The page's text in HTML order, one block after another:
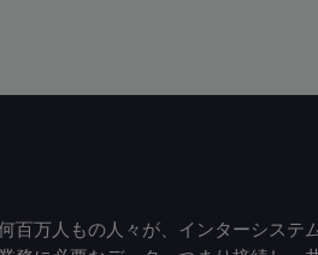
百万人もの人々が、インターシステ